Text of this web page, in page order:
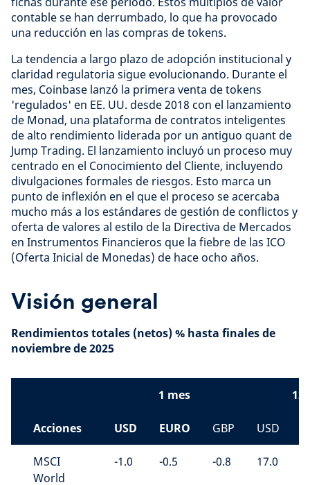
contable se han derrumbado, lo que ha provocado
una reducción en las compras de tokens.
La tendencia a largo plazo de adopción institucional y
claridad regulatoria sigue evolucionando. Durante el
mes, Coinbase lanzó la primera venta de tokens
'regulados' en EE. UU. desde 2018 con el lanzamiento
de Monad, una plataforma de contratos inteligentes
de alto rendimiento liderada por un antiguo quant de
Jump Trading. El lanzamiento incluyó un proceso muy
centrado en el Conocimiento del Cliente, incluyendo
divulgaciones formales de riesgos. Esto marca un
punto de inflexión en el que el proceso se acercaba
mucho más a los estándares de gestión de conflictos y
oferta de valores al estilo de la Directiva de Mercados
en Instrumentos Financieros que la fiebre de las ICO
(Oferta Inicial de Monedas) de hace ocho años.
Visión general
Rendimientos totales (netos) % hasta finales de
noviembre de 2025
1 mes 12
Acciones USD EURO GBP USD
MSCI
World
-1.0 -0.5 -0.8 17.0